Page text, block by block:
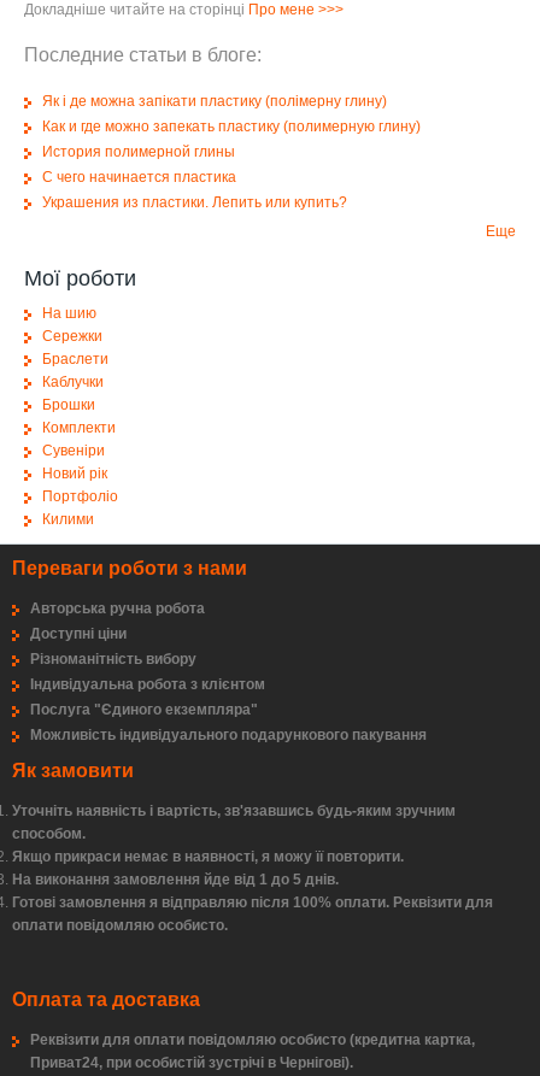
Докладніше читайте на сторінці Про мене >>>
Последние статьи в блоге:
Як і де можна запікати пластику (полімерну глину)
Как и где можно запекать пластику (полимерную глину)
История полимерной глины
С чего начинается пластика
Украшения из пластики. Лепить или купить?
Еще
Мої роботи
На шию
Сережки
Браслети
Каблучки
Брошки
Комплекти
Сувеніри
Новий рік
Портфоліо
Килими
Переваги роботи з нами
Авторська ручна робота
Доступні ціни
Різноманітність вибору
Індивідуальна робота з клієнтом
Послуга "Єдиного екземпляра"
Можливість індивідуального подарункового пакування
Як замовити
Уточніть наявність і вартість, зв'язавшись будь-яким зручним
способом.
Якщо прикраси немає в наявності, я можу її повторити.
На виконання замовлення йде від 1 до 5 днів.
Готові замовлення я відправляю після 100% оплати. Реквізити для
оплати повідомляю особисто.
Оплата та доставка
Реквізити для оплати повідомляю особисто (кредитна картка,
Приват24, при особистій зустрічі в Чернігові).